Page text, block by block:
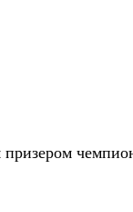
призером